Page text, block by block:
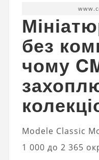
без
чому
Modele Classic
1 000 до 2 365